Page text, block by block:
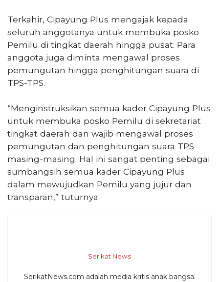
Terkahir, Cipayung Plus mengajak kepada
seluruh anggotanya untuk membuka posko
Pemilu di tingkat daerah hingga pusat. Para
anggota juga diminta mengawal proses
pemungutan hingga penghitungan suara di
TPS-TPS.
“Menginstruksikan semua kader Cipayung Plus
untuk membuka posko Pemilu di sekretariat
tingkat daerah dan wajib mengawal proses
pemungutan dan penghitungan suara TPS
masing-masing. Hal ini sangat penting sebagai
sumbangsih semua kader Cipayung Plus
dalam mewujudkan Pemilu yang jujur dan
transparan,” tuturnya.
Serikat News
SerikatNews.com adalah media kritis anak bangsa.